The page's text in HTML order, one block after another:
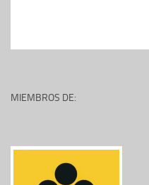
MIEMBROS DE: